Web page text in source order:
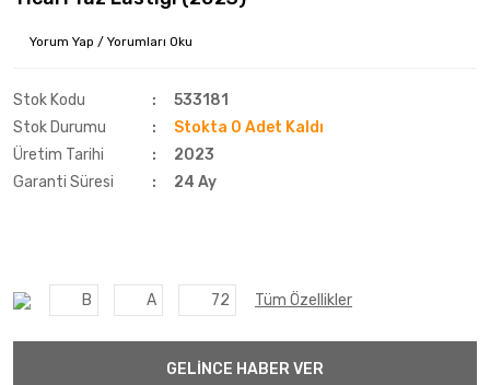
Yorum Yap / Yorumları Oku
Stok Kodu
533181
Stok Durumu
Stokta 0 Adet Kaldı
Üretim Tarihi
2023
Garanti Süresi
24 Ay
B A 72 Tüm Özellikler
GELİNCE HABER VER